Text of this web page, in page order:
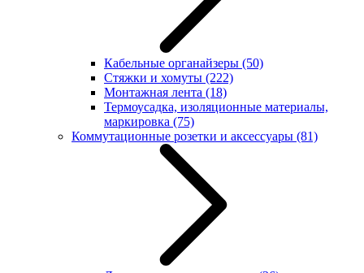
Кабельные органайзеры (50)
Стяжки и хомуты (222)
Монтажная лента (18)
Термоусадка, изоляционные материалы,
маркировка (75)
Коммутационные розетки и аксессуары (81)